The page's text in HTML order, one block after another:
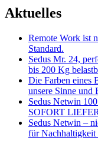
Aktuelles
Remote Work ist
Standard.
Sedus Mr. 24,
bis 200 Kg
Die Farben eines
unsere Sinne und
Sedus Netwin
SOFORT
Sedus Netwin –
für Nachhaltigkeit